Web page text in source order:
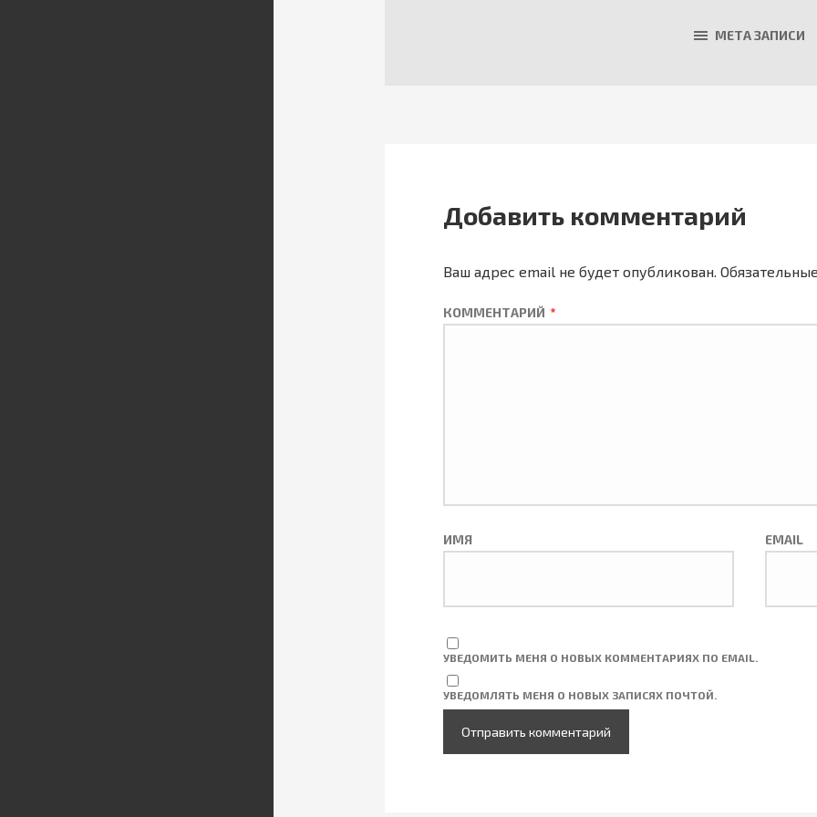
МЕТА ЗАПИСИ
Добавить комментарий
Ваш адрес email не будет опубликован.
КОММЕНТАРИЙ *
ИМЯ EMAIL
УВЕДОМИТЬ МЕНЯ О НОВЫХ КОММЕНТАРИЯХ ПО EMAIL.
УВЕДОМЛЯТЬ МЕНЯ О НОВЫХ ЗАПИСЯХ ПОЧТОЙ.